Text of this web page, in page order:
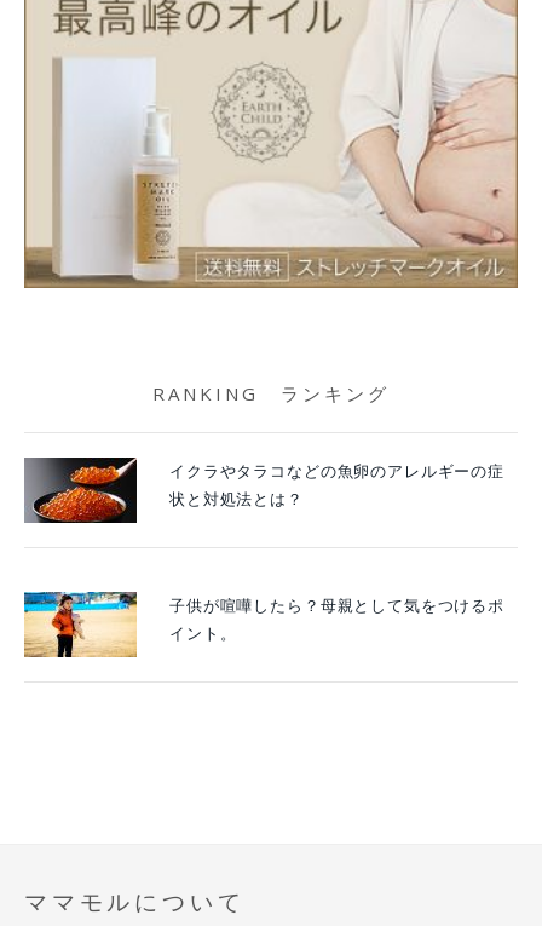
RANKING ランキング
イクラやタラコなどの魚卵のアレルギーの症
状と対処法とは？
子供が喧嘩したら？母親として気をつけるポ
イント。
ママモルについて